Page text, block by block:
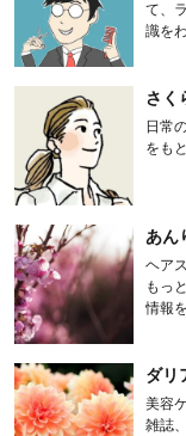
て、
識を
さく
日常
をも
あん
ヘア
もっ
情報
ダリ
美容
雑誌